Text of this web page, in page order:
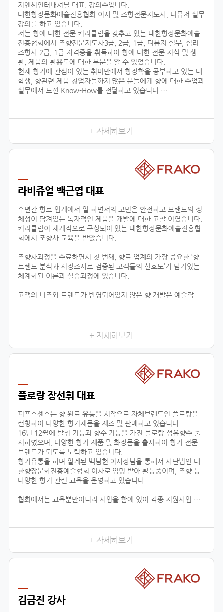
지엔씨인터내셔널 대표. 강의수입니다.
대한향장문화예술진흥협회 이사 및 조향전문지도사, 디퓨저 실무
강의를 하고 있습니다.
저는 향에 대한 전문 커리큘럼을 갖추고 있는 대한향장문화예술
진흥협회에서 조향전문지도사3급, 2급, 1급, 디퓨저 실무, 심리
조향사 2급, 1급 자격증을 취득하여 향에 대한 전문 지식 및 생
활, 제품의 활용도에 대한 부분을 알 수 있었습니다.
현재 향기에 관심이 있는 취미반에서 향장학을 공부하고 있는 대
학생, 향관련 제품 창업자들까지 많은 분들에게 향에 대한 수업과
실무에서 느낀 Know-How를 전달하고 있습니다.
등을 생산, 판매, 수출하고 있으며, 타 브랜드 제품 기획, 컨설팅
+ 자세히보기
라비쥬얼 백근엽 대표
수년간 향료 업계에서 일 하면서의 고민은 안전하고 브랜드의 정
체성이 담겨있는 독자적인 제품을 개발에 대한 고찰 이였습니다.
커리큘럼이 체계적으로 구성되어 있는 대한향장문화예술진흥협
회에서 조향사 교육을 받았습니다.
조향사과정을 수료하면서 첫 번째, 향료 업계의 가장 중요한 ‘향
트렌드 분석과 시장조사로 검증된 고객들의 선호도’가 담겨있는
체계화된 이론과 실습과정에 있습니다.
고객의 니즈와 트랜드가 반영되어있지 않은 향 개발은 예술작품
것이 중요하다고 느껴왔습니다.
이런 부분에서 향장협회의 커리큘럼은 향료 업계에 있는 모든 향
의 타입을 체계적 분하고 습득함으로서, 제품 이해 및 분석을 위
한 이론을 잡아주며, 실질적으로 제품의 기획단계까지 연결된다
이는 공방창업, 브랜드출시, 향 관련 비즈니스 등의 분야에 더할
두 번째, 다양한 분야에서 접목이 가능한 교육입니다.
+ 자세히보기
플로랑 장선휘 대표
피프스센스는 향 원료 유통을 시작으로 자체브랜드인 플로랑을
런칭하여 다양한 향기제품을 제조 및 판매하고 있습니다.
16년 12월에 탈취 기능과 향수 기능을 가진 플로랑 섬유향수 출
시하였으며, 다양한 향기 제품 및 화장품을 출시하여 향기 전문
브랜드가 되도록 노력하고 있습니다.
향기유통을 하며 알게된 백남현 이사장님을 통해서 사단법인 대
한향장문화진흥예술협회 이사로 임명 받아 활동중이며, 조향 등
다양한 향기 관련 교육을 운영하고 있습니다.
협회에서는 교육뿐만아니라 사업을 함에 있어 각종 지원사업 공
현재 플로랑을 존재할 수 있게 해주신 백남현 이사장님과 협회원
들에게 진심으로 감사드리며, 지속적으로 함께 성장 할 수 있도록
+ 자세히보기
김금진 강사